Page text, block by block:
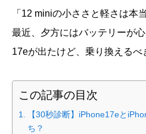
「12 miniの小ささと軽さは本
最近、夕方にはバッテリーが
17eが出たけど、乗り換えるべ
この記事の目次
【30秒診断】iPhone17eと
ち？